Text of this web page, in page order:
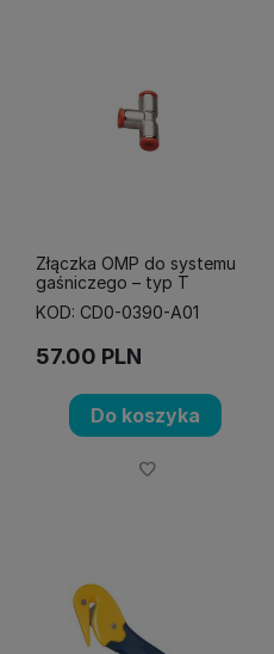
Złączka OMP do systemu
gaśniczego – typ T
KOD: CD0-0390-A01
57.00 PLN
Do koszyka